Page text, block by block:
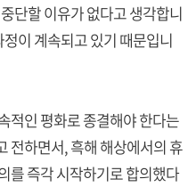
단할 이유가 없다고 생각합니
이 계속되고 있기 때문입니
적인 평화로 종결해야 한다는
전하면서, 흑해 해상에서의 휴
를 즉각 시작하기로 합의했다